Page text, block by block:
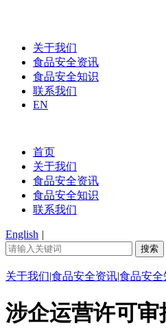
关于我们
食品安全资讯
食品安全知识
联系我们
EN
首页
关于我们
食品安全资讯
食品安全知识
联系我们
English |
关于我们|食品安全资讯|食品安全
涉企运营许可审